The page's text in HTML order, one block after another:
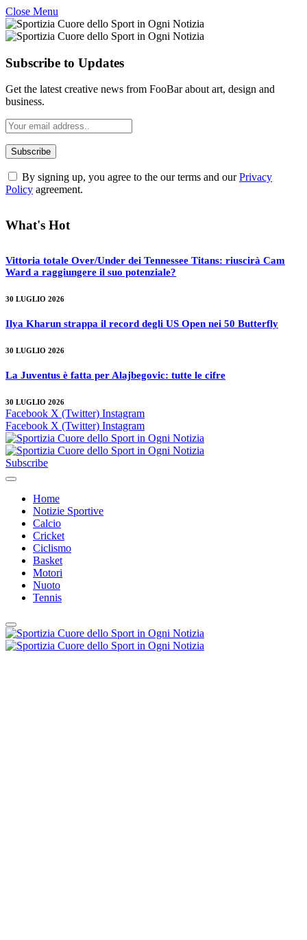
Close Menu
Subscribe to Updates
Get the latest creative news from FooBar about art, design and
business.
By signing up, you agree to the our terms and ourPrivacy
Policy agreement.
What's Hot
Vittoria totale Over/Under dei Tennessee Titans: riuscirà Cam
Ward a raggiungere il suo potenziale?
30 LUGLIO 2026
Ilya Kharun strappa il record degli US Open nei 50 Butterfly
30 LUGLIO 2026
La Juventus è fatta per Alajbegovic: tutte le cifre
30 LUGLIO 2026
Facebook X (Twitter) Instagram
Facebook X (Twitter) Instagram
Subscribe
Home
Notizie Sportive
Calcio
Cricket
Ciclismo
Basket
Motori
Nuoto
Tennis